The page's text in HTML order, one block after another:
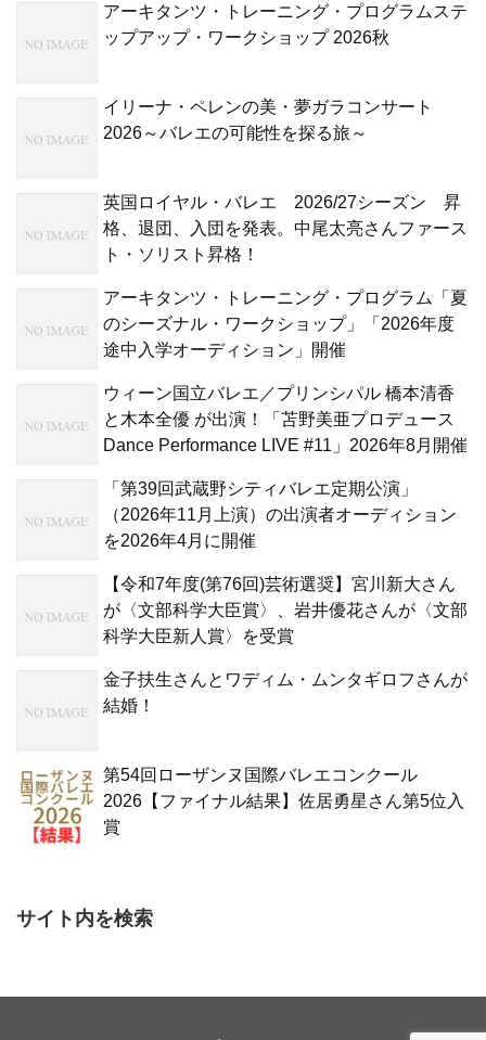
アーキタンツ・トレーニング・プログラムステ
ップアップ・ワークショップ 2026秋
イリーナ・ペレンの美・夢ガラコンサート
2026～バレエの可能性を探る旅～
英国ロイヤル・バレエ 2026/27シーズン 昇
格、退団、入団を発表。中尾太亮さんファース
ト・ソリスト昇格！
アーキタンツ・トレーニング・プログラム「夏
のシーズナル・ワークショップ」「2026年度
途中入学オーディション」開催
ウィーン国立バレエ／プリンシパル 橋本清香
と木本全優 が出演！「苫野美亜プロデュース
Dance Performance LIVE #11」2026年8月開催
「第39回武蔵野シティバレエ定期公演」
（2026年11月上演）の出演者オーディション
を2026年4月に開催
【令和7年度(第76回)芸術選奨】宮川新大さん
が〈文部科学大臣賞〉、岩井優花さんが〈文部
科学大臣新人賞〉を受賞
金子扶生さんとワディム・ムンタギロフさんが
結婚！
第54回ローザンヌ国際バレエコンクール
2026【ファイナル結果】佐居勇星さん第5位入
賞
サイト内を検索